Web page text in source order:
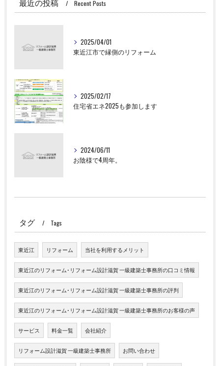
最近の投稿 Recent Posts
2025/04/01
東近江市で縁側のリフォーム
2025/02/17
住宅省エネ2025も参加します
2024/06/11
お陰様で4周年。
タグ Tags
東近江 リフォーム 当社を利用するメリット
東近江のリフォーム･リフォーム設計滋賀 一級建築士事務所の口コミ情報
東近江のリフォーム･リフォーム設計滋賀 一級建築士事務所の評判
東近江のリフォーム･リフォーム設計滋賀 一級建築士事務所のお客様の声
サービス 料金一覧 会社紹介
リフォーム設計滋賀 一級建築士事務所 お問い合わせ